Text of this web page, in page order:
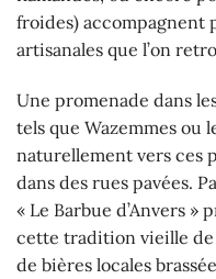
froides) accompagnent
artisanales que l’on
Une promenade dans
tels que Wazemmes
naturellement vers ces
dans des rues pavées.
« Le Barbue d’Anvers »
cette tradition vieille de
de bières locales